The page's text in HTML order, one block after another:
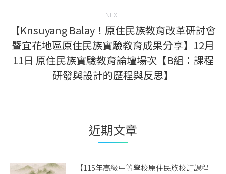
NEXT
Next
post:
【Knsuyang Balay！原住民族教育改革研討會
暨宜花地區原住民族實驗教育成果分享】12月
11日 原住民族實驗教育論壇場次【B組：課程
研發與設計的歷程與反思】
近期文章
【115年高級中等學校原住民族校訂課程